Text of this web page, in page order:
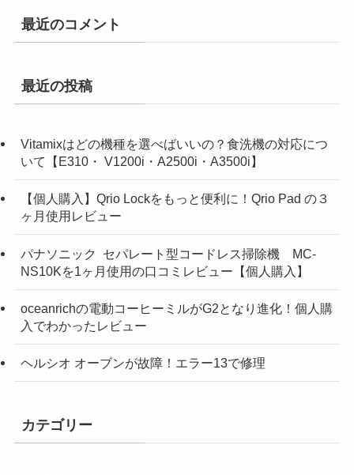
最近のコメント
最近の投稿
Vitamixはどの機種を選べばいいの？食洗機の対応につ
いて【E310・ V1200i・A2500i・A3500i】
【個人購入】Qrio Lockをもっと便利に！Qrio Pad の３
ヶ月使用レビュー
パナソニック セパレート型コードレス掃除機 MC-
NS10Kを1ヶ月使用の口コミレビュー【個人購入】
oceanrichの電動コーヒーミルがG2となり進化！個人購
入でわかったレビュー
ヘルシオ オーブンが故障！エラー13で修理
カテゴリー